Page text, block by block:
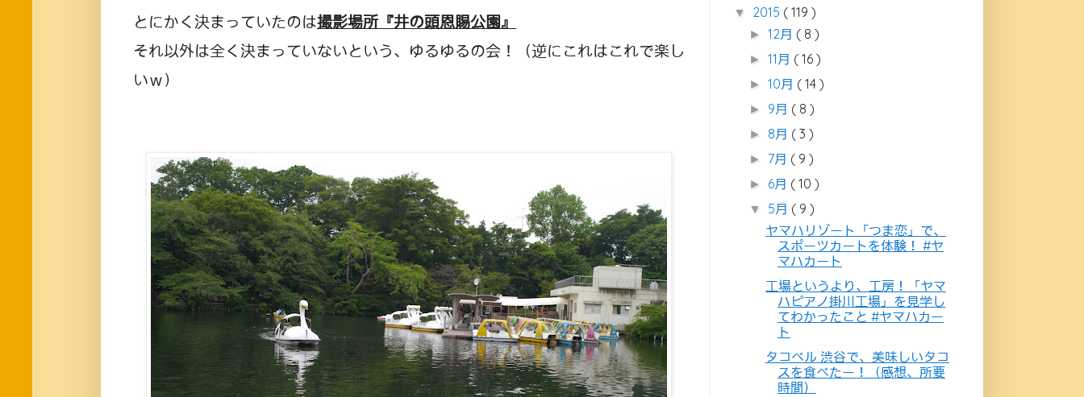
とにかく決まっていたのは撮影場所『井の頭恩賜公園』
それ以外は全く決まっていないという、ゆるゆるの会！（逆にこれはこれで楽し
いｗ）
▼ 2015 ( 119 )
►12月 ( 8 )
►11月 ( 16 )
►10月 ( 14 )
► 9月 ( 8 )
► 8月 ( 3 )
► 7月 ( 9 )
► 6月 ( 10 )
▼ 5月 ( 9 )
ヤマハリゾート「つま恋」で、
スポーツカートを体験！ #ヤ
マハカート
工場というより、工房！「ヤマ
ハピアノ掛川工場」を見学し
てわかったこと #ヤマハカー
ト
タコベル 渋谷で、美味しいタコ
スを食べたー！（感想、所要
時間）